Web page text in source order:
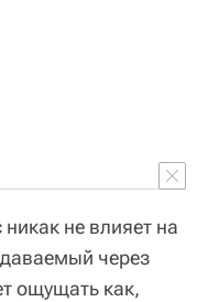
не влияет на
через
ощущать как,